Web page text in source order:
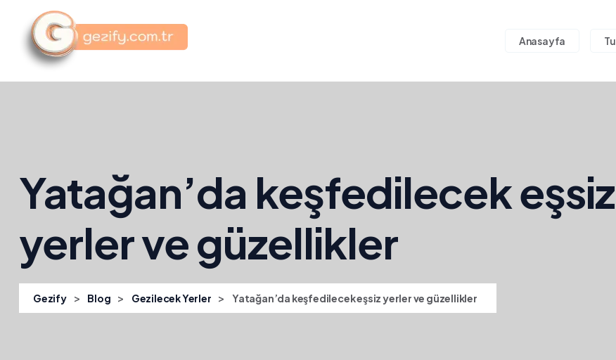
Anasayfa
Yatağan’da keşfedilecek eşsiz
yerler ve güzellikler
Gezify > Blog > Gezilecek Yerler > Yatağan’da keşfedilecek eşsiz yerler ve güzellikler